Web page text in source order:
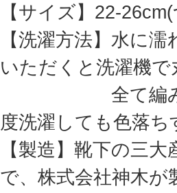
【サイズ】22-
【洗濯方法】水に
いただくと洗濯機
全て編み込み
度洗濯しても色落
【製造】靴下の三
で、株式会社神木が